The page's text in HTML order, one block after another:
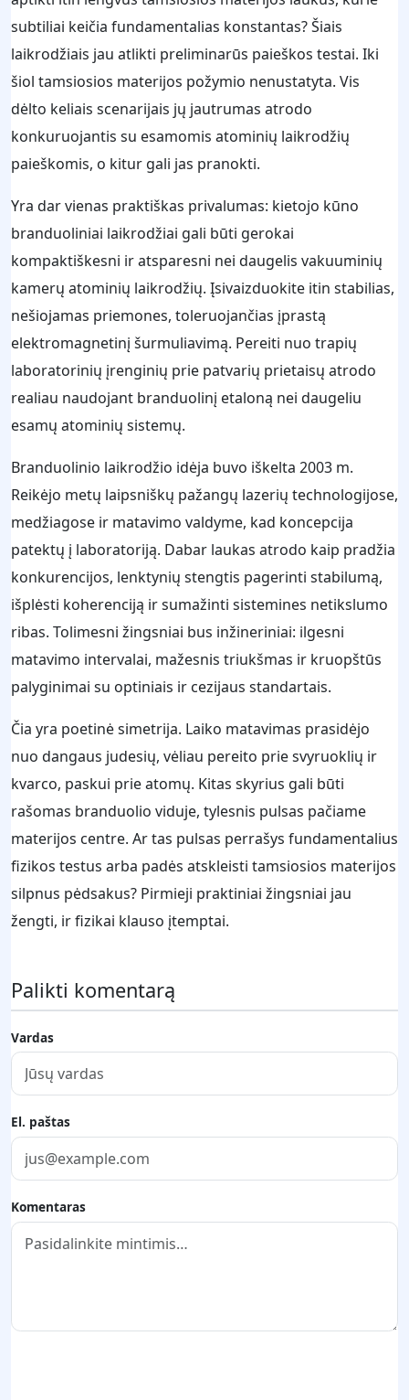
subtiliai keičia fundamentalias konstantas? Šiais
laikrodžiais jau atlikti preliminarūs paieškos testai. Iki
šiol tamsiosios materijos požymio nenustatyta. Vis
dėlto keliais scenarijais jų jautrumas atrodo
konkuruojantis su esamomis atominių laikrodžių
paieškomis, o kitur gali jas pranokti.
Yra dar vienas praktiškas privalumas: kietojo kūno
branduoliniai laikrodžiai gali būti gerokai
kompaktiškesni ir atsparesni nei daugelis vakuuminių
kamerų atominių laikrodžių. Įsivaizduokite itin stabilias,
nešiojamas priemones, toleruojančias įprastą
elektromagnetinį šurmuliavimą. Pereiti nuo trapių
laboratorinių įrenginių prie patvarių prietaisų atrodo
realiau naudojant branduolinį etaloną nei daugeliu
esamų atominių sistemų.
Branduolinio laikrodžio idėja buvo iškelta 2003 m.
Reikėjo metų laipsniškų pažangų lazerių technologijose,
medžiagose ir matavimo valdyme, kad koncepcija
patektų į laboratoriją. Dabar laukas atrodo kaip pradžia
konkurencijos, lenktynių stengtis pagerinti stabilumą,
išplėsti koherenciją ir sumažinti sistemines netikslumo
ribas. Tolimesni žingsniai bus inžineriniai: ilgesni
matavimo intervalai, mažesnis triukšmas ir kruopštūs
palyginimai su optiniais ir cezijaus standartais.
Čia yra poetinė simetrija. Laiko matavimas prasidėjo
nuo dangaus judesių, vėliau pereito prie svyruoklių ir
kvarco, paskui prie atomų. Kitas skyrius gali būti
rašomas branduolio viduje, tylesnis pulsas pačiame
materijos centre. Ar tas pulsas perrašys fundamentalius
fizikos testus arba padės atskleisti tamsiosios materijos
silpnus pėdsakus? Pirmieji praktiniai žingsniai jau
žengti, ir fizikai klauso įtemptai.
Palikti komentarą
Vardas
El. paštas
Komentaras